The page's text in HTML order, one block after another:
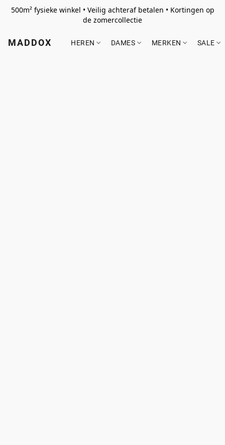
500m² fysieke winkel • Veilig achteraf betalen • Kortingen op
de zomercollectie
MADDOX HEREN DAMES MERKEN SALE